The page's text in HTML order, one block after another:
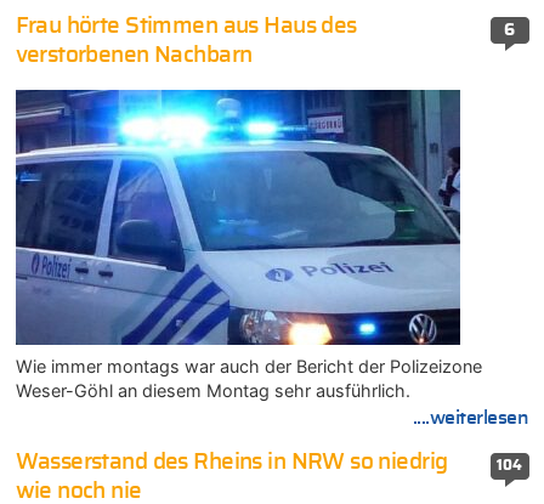
6
Frau hörte Stimmen aus Haus des
verstorbenen Nachbarn
Wie immer montags war auch der Bericht der Polizeizone
Weser-Göhl an diesem Montag sehr ausführlich.
....weiterlesen
104
Wasserstand des Rheins in NRW so niedrig
wie noch nie